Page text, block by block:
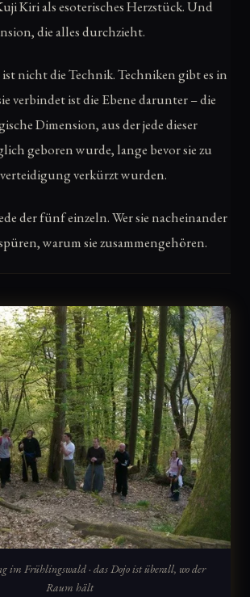
Kiri als esoterisches Herzstück. Und
die alles durchzieht.
ist nicht die Technik. Techniken gibt es in
verbindet ist die Ebene darunter – die
Dimension, aus der jede dieser
geboren wurde, lange bevor sie zu
verkürzt wurden.
der fünf einzeln. Wer sie nacheinander
warum sie zusammengehören.
im Frühlingswald · das Dojo ist überall, wo der
Raum hält